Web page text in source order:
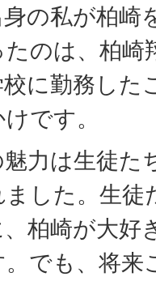
の私が柏崎
のは、柏崎
に勤務した
です。
力は生徒た
した。生徒
、柏崎が大好
。でも、将来